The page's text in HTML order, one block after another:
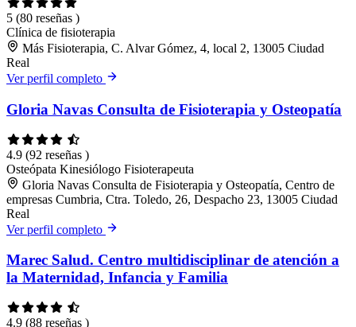
5 (80 reseñas )
Clínica de fisioterapia
Más Fisioterapia, C. Alvar Gómez, 4, local 2, 13005 Ciudad
Real
Ver perfil completo
Gloria Navas Consulta de Fisioterapia y Osteopatía
4.9 (92 reseñas )
Osteópata Kinesiólogo Fisioterapeuta
Gloria Navas Consulta de Fisioterapia y Osteopatía, Centro de
empresas Cumbria, Ctra. Toledo, 26, Despacho 23, 13005 Ciudad
Real
Ver perfil completo
Marec Salud. Centro multidisciplinar de atención a
la Maternidad, Infancia y Familia
4.9 (88 reseñas )